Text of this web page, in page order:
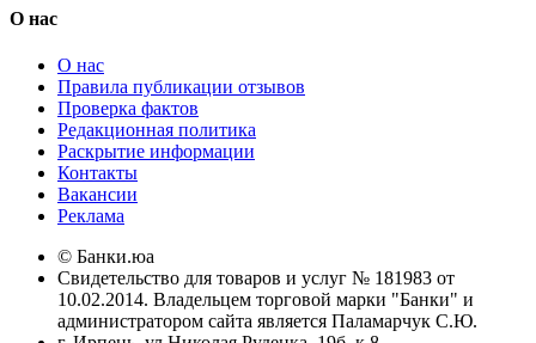
О нас
О нас
Правила публикации отзывов
Проверка фактов
Редакционная политика
Раскрытие информации
Контакты
Вакансии
Реклама
© Банки.юа
Свидетельство для товаров и услуг № 181983 от
10.02.2014. Владельцем торговой марки "Банки" и
администратором сайта является Паламарчук С.Ю.